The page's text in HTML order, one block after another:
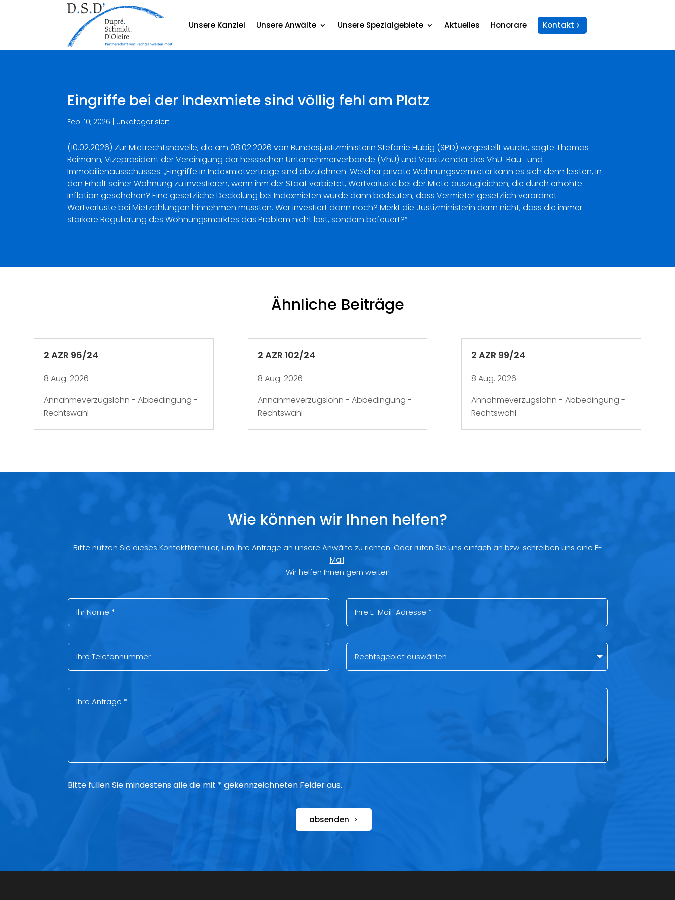
Unsere Kanzlei Unsere Anwälte Unsere Spezialgebiete Aktuelles Honorare Kontakt
Eingriffe bei der Indexmiete sind völlig fehl am Platz
Feb. 10, 2026 | unkategorisiert
(10.02.2026) Zur Mietrechtsnovelle, die am 08.02.2026 von Bundesjustizministerin Stefanie Hubig (SPD) vorgestellt wurde, sagte Thomas
Reimann, Vizepräsident der Vereinigung der hessischen Unternehmerverbände (VhU) und Vorsitzender des VhU-Bau- und
Immobilienausschusses: „Eingriffe in Indexmietverträge sind abzulehnen. Welcher private Wohnungsvermieter kann es sich denn leisten, in
den Erhalt seiner Wohnung zu investieren, wenn ihm der Staat verbietet, Wertverluste bei der Miete auszugleichen, die durch erhöhte
Inflation geschehen? Eine gesetzliche Deckelung bei Indexmieten würde dann bedeuten, dass Vermieter gesetzlich verordnet
Wertverluste bei Mietzahlungen hinnehmen müssten. Wer investiert dann noch? Merkt die Justizministerin denn nicht, dass die immer
stärkere Regulierung des Wohnungsmarktes das Problem nicht löst, sondern befeuert?“
Ähnliche Beiträge
2 AZR 96/24
8 Aug. 2026
Annahmeverzugslohn - Abbedingung -
Rechtswahl
2 AZR 102/24
8 Aug. 2026
Annahmeverzugslohn - Abbedingung -
Rechtswahl
2 AZR 99/24
8 Aug. 2026
Annahmeverzugslohn - Abbedingung -
Rechtswahl
Wie können wir Ihnen helfen?
Bitte nutzen Sie dieses Kontaktformular, um Ihre Anfrage an unsere Anwälte zu richten. Oder rufen Sie uns einfach an bzw. schreiben uns eine E-
Mail.
Wir helfen Ihnen gern weiter!
Bitte füllen Sie mindestens alle die mit * gekennzeichneten Felder aus.
absenden